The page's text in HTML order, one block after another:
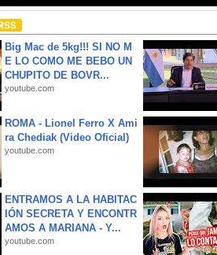
Big Mac de 5kg!!! SI NO M
E LO COMO ME BEBO UN
CHUPITO DE BOVR...
youtube.com
ROMA - Lionel Ferro X Ami
ra Chediak (Video Oficial)
youtube.com
ENTRAMOS A LA HABITAC
IÓN SECRETA Y ENCONTR
AMOS A MARIANA - Y...
youtube.com